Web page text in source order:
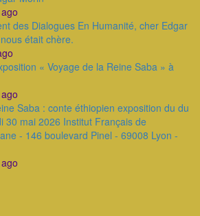
des Dialogues En Humanité, cher Edgar
était chère.
« Voyage de la Reine Saba » à
Saba : conte éthiopien exposition du du
30 mai 2026 Institut Français de
- 146 boulevard Pinel - 69008 Lyon -